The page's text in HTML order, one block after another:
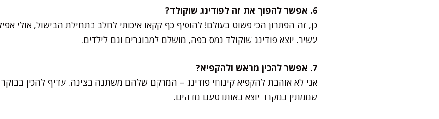
6. אפשר להפוך את זה לפודינג שוקולד?
כן, זה הפתרון הכי פשוט בעולם! להוסיף כף קקאו איכותי לחלב בתחילת הבישול, אולי
עשיר. יוצא פודינג שוקולד נמס בפה, מושלם למבוגרים וגם לילדים.
7. אפשר להכין מראש ולהקפיא?
אני לא אוהבת להקפיא קינוחי פודינג – המרקם שלהם משתנה בצינה. עדיף להכין
שממתין במקרר יוצא באותו טעם מדהים.